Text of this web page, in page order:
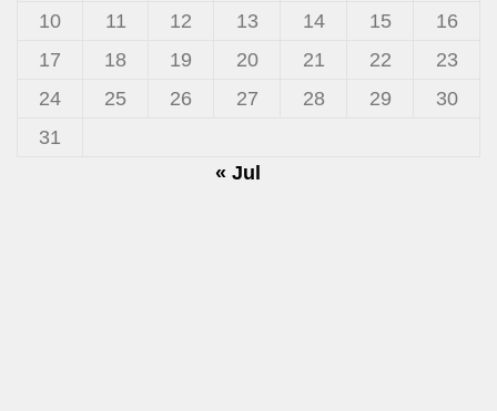
10
11 12 13 14 15
16
17
18 19 20 21 22
23
24
25 26 27 28 29
30
31
« Jul